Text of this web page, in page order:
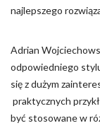
najlepszego
Adrian
odpowiedniego
się z dużym
praktycznych
być stosowane w